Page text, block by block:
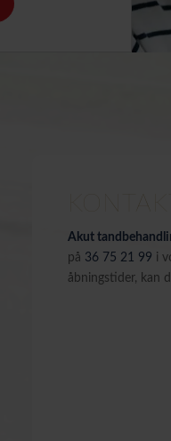
Akut
på 36 75 21 99 i
åbningstider, kan